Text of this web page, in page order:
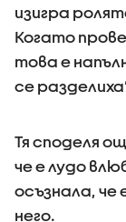
изигра
Когато
това е
се
Тя споделя
че е лудо
осъзнала,
него.